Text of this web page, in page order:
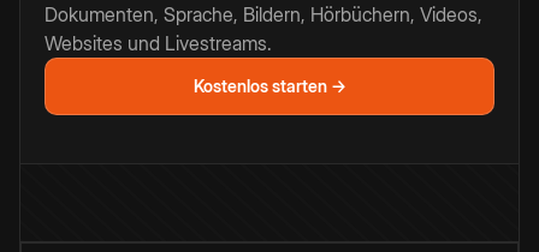
Dokumenten, Sprache, Bildern, Hörbüchern, Videos,
Websites und Livestreams.
Kostenlos starten →